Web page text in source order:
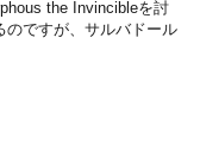
the Invincibleを討
のですが、サルバドール